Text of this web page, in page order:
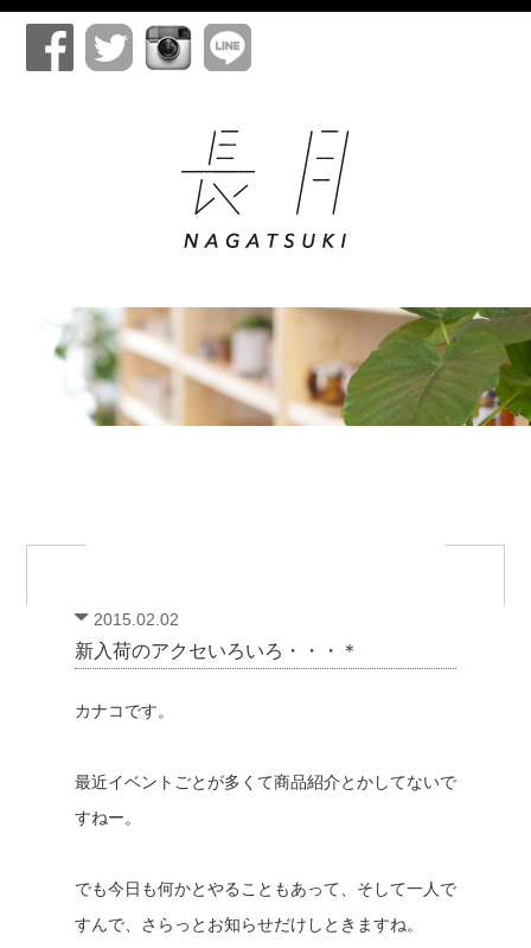
2015.02.02
新入荷のアクセいろいろ・・・＊
カナコです。
最近イベントごとが多くて商品紹介とかしてないで
すねー。
でも今日も何かとやることもあって、そして一人で
すんで、さらっとお知らせだけしときますね。